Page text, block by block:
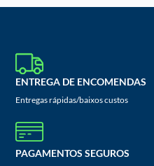
ENTREGA DE ENCOMENDAS
Entregas rápidas/baixos custos
PAGAMENTOS SEGUROS